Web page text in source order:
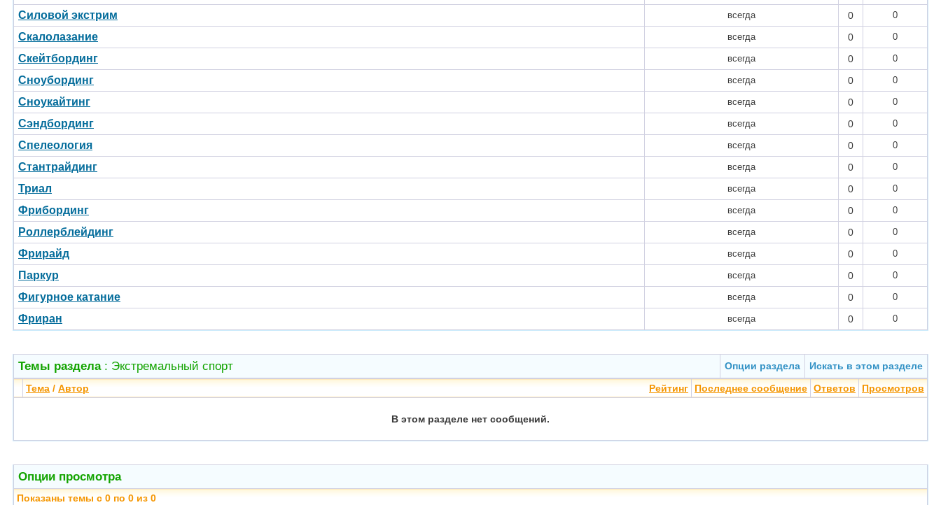
Силовой экстрим всегда 0 0
Скалолазание всегда 0 0
Скейтбординг всегда 0 0
Сноубординг всегда 0 0
Сноукайтинг всегда 0 0
Сэндбординг всегда 0 0
Спелеология всегда 0 0
Стантрайдинг всегда 0 0
Триал всегда 0 0
Фрибординг всегда 0 0
Роллерблейдинг всегда 0 0
Фрирайд всегда 0 0
Паркур всегда 0 0
Фигурное катание всегда 0 0
Фриран всегда 0 0
Темы раздела: Экстремальный спорт Опции раздела
Искать в этом разделе
Рейтинг
Тема / Автор Последнее сообщение Ответов Просмотров
В этом разделе нет сообщений.
Опции просмотра
Показаны темы с 0 по 0 из 0